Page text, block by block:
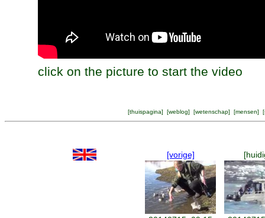
click on the picture to start the video
[thuispagina] [weblog] [wetenschap] [mensen] [
[vorige]